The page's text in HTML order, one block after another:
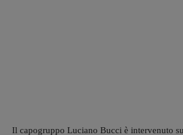
Il capogruppo Luciano Bucci è intervenuto